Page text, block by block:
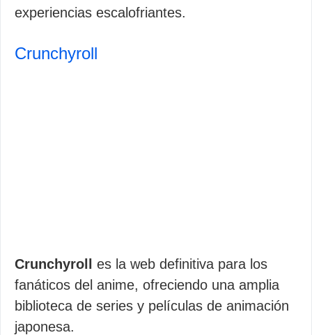
experiencias escalofriantes.
Crunchyroll
Crunchyroll
es la web definitiva para los
fanáticos del anime, ofreciendo una amplia
biblioteca de series y películas de animación
japonesa.